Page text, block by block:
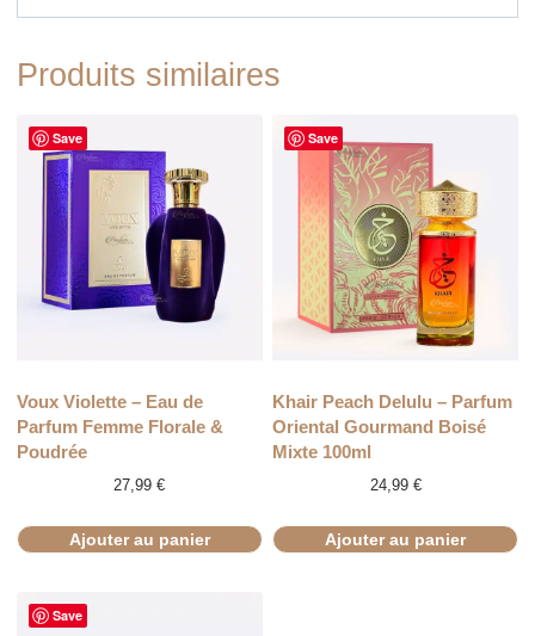
Produits similaires
Save
Voux Violette – Eau de
Parfum Femme Florale &
Poudrée
27,99€
Ajouter au panier
Save
Khair Peach Delulu – Parfum
Oriental Gourmand Boisé
Mixte 100ml
24,99 €
Ajouter au panier
Save